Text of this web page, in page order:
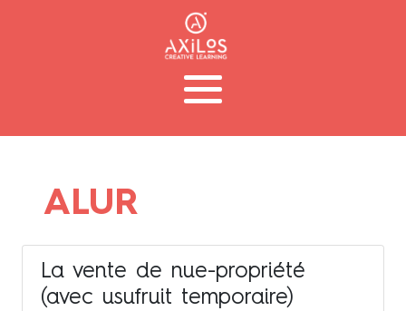
ALUR
La vente de nue-propriété
(avec usufruit temporaire)